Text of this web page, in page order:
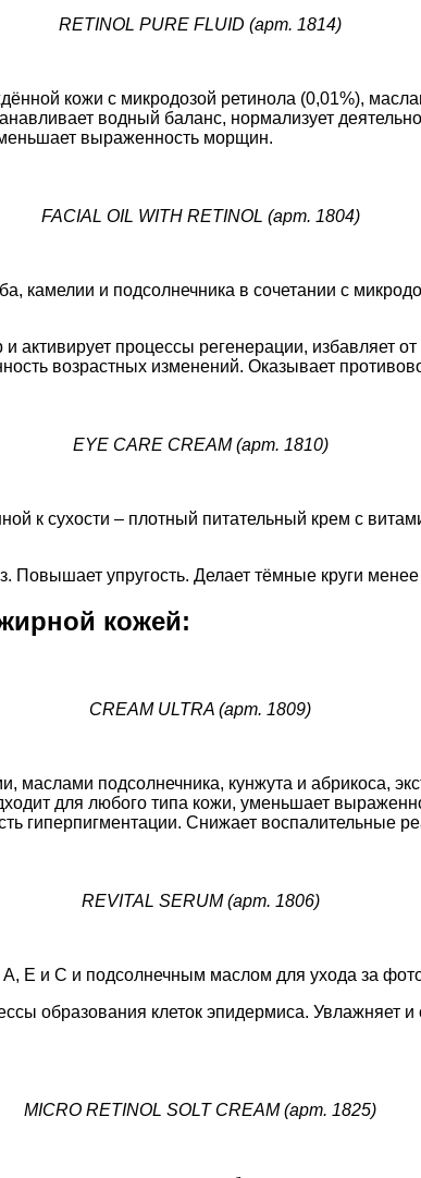
RETINOL PURE FLUID (арт. 1814)
кожи с микродозой ретинола (0,01%),
водный баланс, нормализует
выраженность морщин.
FACIAL OIL WITH RETINOL (арт. 1804)
камелии и подсолнечника в сочетании с
процессы регенерации, избавляет
возрастных изменений. Оказывает
EYE CARE CREAM (арт. 1810)
к сухости – плотный питательный крем с
упругость. Делает тёмные круги
кожей:
CREAM ULTRA (арт. 1809)
маслами подсолнечника, кунжута и абрикоса,
для любого типа кожи, уменьшает
гиперпигментации. Снижает воспалительные
REVITAL SERUM (арт. 1806)
E и C и подсолнечным маслом для ухода за
образования клеток эпидермиса. Увлажняет и
MICRO RETINOL SOLT CREAM (арт. 1825)